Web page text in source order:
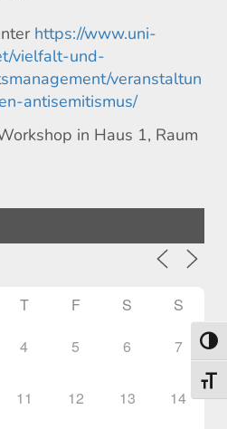
https://www.uni-
vielfalt-und-
veranstaltun
antisemitismus/
in Haus 1, Raum
T F S S
4 5 6 7
11 12 13 14